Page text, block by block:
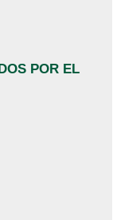
POR EL